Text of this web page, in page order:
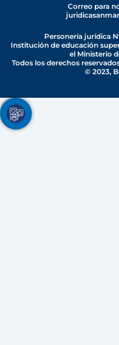
e
o
o
k
-
k
e
d
i
n
-
n
Correo para
Personería jurídica
Institución de educación
el Ministerio
Todos los derechos
© 2023,
Youtube
Facebook
Twitter
TikTok
Instagram